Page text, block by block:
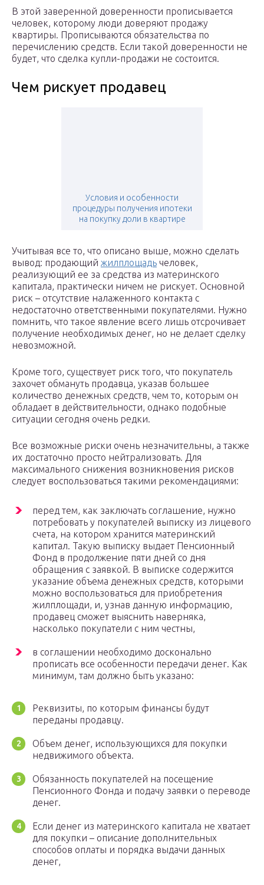
В этой заверенной доверенности прописывается
человек, которому люди доверяют продажу
квартиры. Прописываются обязательства по
перечислению средств. Если такой доверенности не
будет, что сделка купли-продажи не состоится.
Чем рискует продавец
Условия и особенности
процедуры получения ипотеки
на покупку доли в квартире
Учитывая все то, что описано выше, можно сделать
вывод: продающий жилплощадь человек,
реализующий ее за средства из материнского
капитала, практически ничем не рискует. Основной
риск – отсутствие налаженного контакта с
недостаточно ответственными покупателями. Нужно
помнить, что такое явление всего лишь отсрочивает
получение необходимых денег, но не делает сделку
невозможной.
Кроме того, существует риск того, что покупатель
захочет обмануть продавца, указав большее
количество денежных средств, чем то, которым он
обладает в действительности, однако подобные
ситуации сегодня очень редки.
Все возможные риски очень незначительны, а также
их достаточно просто нейтрализовать. Для
максимального снижения возникновения рисков
следует воспользоваться такими рекомендациями:
перед тем, как заключать соглашение, нужно
потребовать у покупателей выписку из лицевого
счета, на котором хранится материнский
капитал. Такую выписку выдает Пенсионный
Фонд в продолжение пяти дней со дня
обращения с заявкой. В выписке содержится
указание объема денежных средств, которыми
можно воспользоваться для приобретения
жилплощади, и, узнав данную информацию,
продавец сможет выяснить наверняка,
насколько покупатели с ним честны,
в соглашении необходимо досконально
прописать все особенности передачи денег. Как
минимум, там должно быть указано:
Реквизиты, по которым финансы будут
переданы продавцу.
Объем денег, использующихся для покупки
недвижимого объекта.
Обязанность покупателей на посещение
Пенсионного Фонда и подачу заявки о переводе
денег.
Если денег из материнского капитала не хватает
для покупки – описание дополнительных
способов оплаты и порядка выдачи данных
денег,